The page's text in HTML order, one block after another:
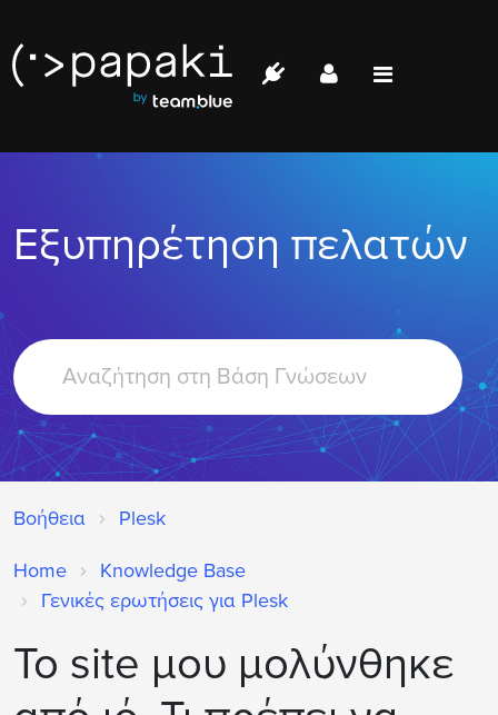
Σύνδεση
Εξυπηρέτηση πελατών
Search
For
Βοήθεια Plesk
Home
Knowledge Base
Γενικές ερωτήσεις για Plesk
Το site μου μολύνθηκε